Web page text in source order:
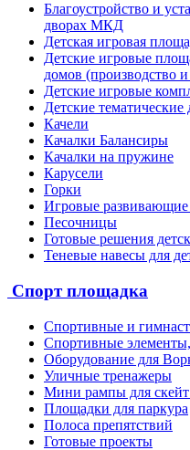
Благоустройство и
дворах МКД
Детская игровая
Детские игровые
домов (производство и
Детские игровые
Детские
Качели
Качалки Балансиры
Качалки на пружине
Карусели
Горки
Игровые развивающие
Песочницы
Готовые решения
Теневые навесы для
Спорт площадка
Спортивные и
Спортивные
Оборудование для
Уличные тренажеры
Мини рампы для скейт
Площадки для паркура
Полоса препятствий
Готовые проекты